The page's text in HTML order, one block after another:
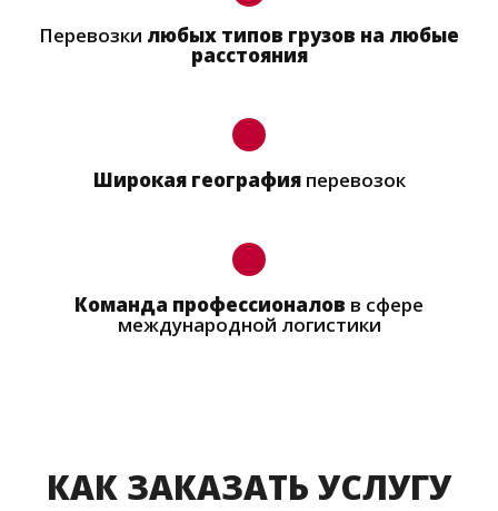
Перевозки любых типов грузов на любые
расстояния
Широкая географияперевозок
Команда профессионалов в сфере
международной логистики
КАК ЗАКАЗАТЬ УСЛУГУ